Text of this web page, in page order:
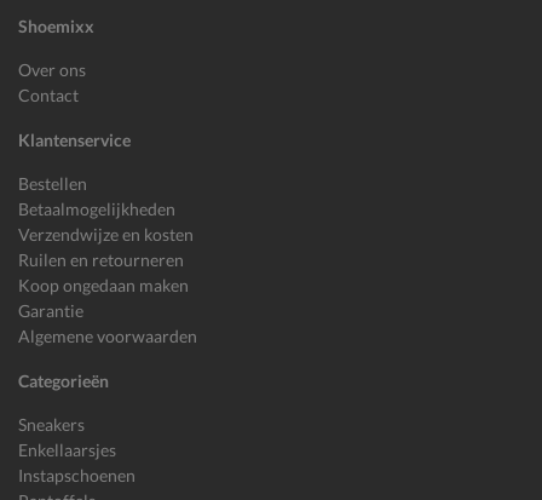
Shoemixx
Over ons
Contact
Klantenservice
Bestellen
Betaalmogelijkheden
Verzendwijze en kosten
Ruilen en retourneren
Koop ongedaan maken
Garantie
Algemene voorwaarden
Categorieën
Sneakers
Enkellaarsjes
Instapschoenen